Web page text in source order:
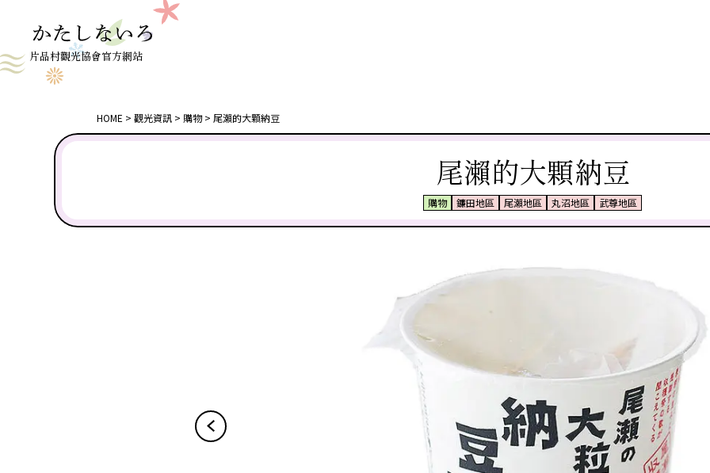
片品村觀光協會官方網站
HOME 觀光資訊 購物 尾瀨的大顆納豆
尾瀨的大顆納豆
購物 鐮田地區 尾瀨地區 丸沼地區 武尊地區